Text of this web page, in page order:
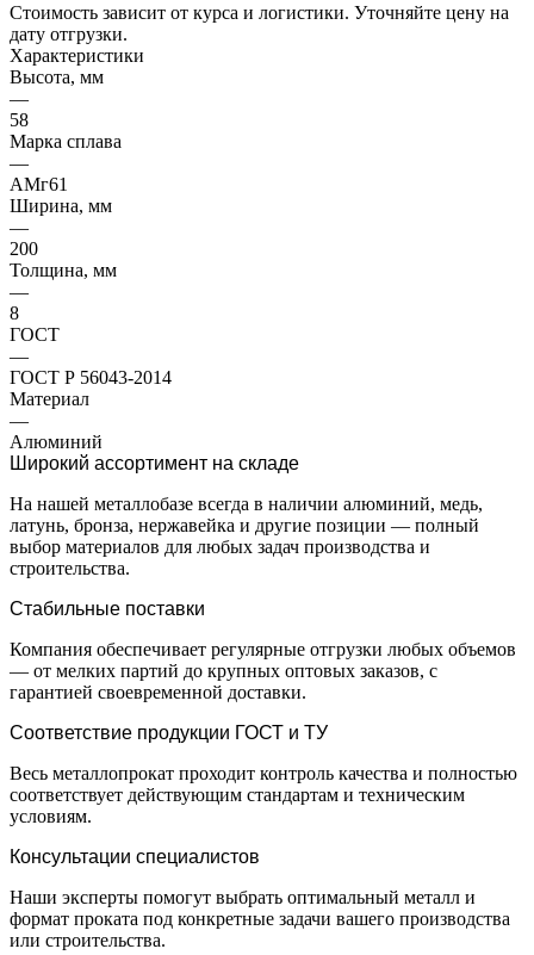
Стоимость зависит от курса и логистики. Уточняйте цену на
дату отгрузки.
Характеристики
Высота, мм
—
58
Марка сплава
—
АМг61
Ширина, мм
—
200
Толщина, мм
—
8
ГОСТ
—
ГОСТ Р 56043-2014
Материал
—
Алюминий
Широкий ассортимент на складе
На нашей металлобазе всегда в наличии алюминий, медь,
латунь, бронза, нержавейка и другие позиции — полный
выбор материалов для любых задач производства и
строительства.
Стабильные поставки
Компания обеспечивает регулярные отгрузки любых объемов
— от мелких партий до крупных оптовых заказов, с
гарантией своевременной доставки.
Соответствие продукции ГОСТ и ТУ
Весь металлопрокат проходит контроль качества и полностью
соответствует действующим стандартам и техническим
условиям.
Консультации специалистов
Наши эксперты помогут выбрать оптимальный металл и
формат проката под конкретные задачи вашего производства
или строительства.